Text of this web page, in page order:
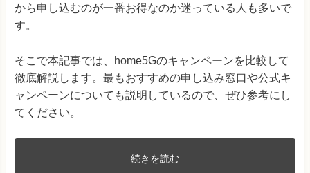
から申し込むのが一番お得なのか迷っている人も多いで
す。
そこで本記事では、home5Gのキャンペーンを比較して
徹底解説します。最もおすすめの申し込み窓口や公式キ
ャンペーンについても説明しているので、ぜひ参考にし
てください。
続きを読む